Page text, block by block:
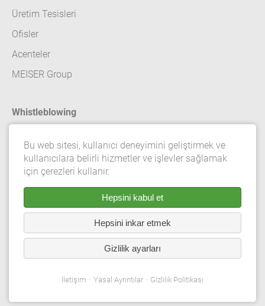
Üretim Tesisleri
Ofisler
Acenteler
MEISER Group
Whistleblowing
İletişim
Yasal Ayrıntılar
Gizlilik Politikası
Genel şartlar ve koşullar
© 2026 Gebrüder Meiser GmbH. Her hakkı saklıdır.
Bu web sitesi, kullanıcı deneyimini geliştirmek ve
kullanıcılara belirli hizmetler ve işlevler sağlamak
için çerezleri kullanır.
Hepsini kabul et
Hepsini inkar etmek
Gizlilik ayarları
İletişim Yasal Ayrıntılar Gizlilik Politikası